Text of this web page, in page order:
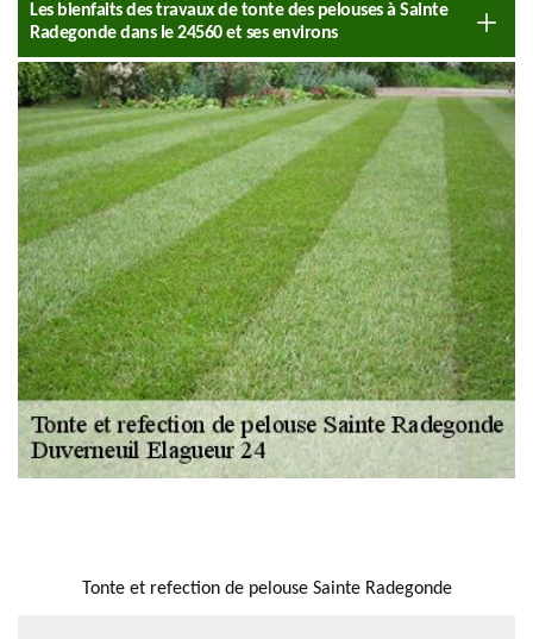
Les bienfaits des travaux de tonte des pelouses à Sainte
Radegonde dans le 24560 et ses environs
Tonte et refection de pelouse Sainte Radegonde